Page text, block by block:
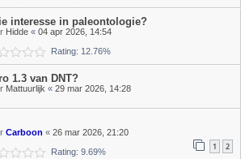
interesse in paleontologie?
Hidde « 04 apr 2026, 14:54
Rating: 12.76%
1.3 van DNT?
Mattuurlijk « 29 mar 2026, 14:28
Carboon « 26 mar 2026, 21:20
1 2
Rating: 9.69%